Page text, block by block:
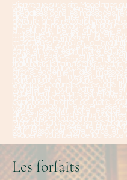
Bienvenue sur le site Modelages
votre centre de bien-être à
spécialisés dans les massages
aider à lâcher prise et vous
détente et de relaxation. Nous
gamme de massages, allant du
à celui aux pierres chaudes
massage ayurvédique et la
massages permettent de
musculaires, stimuler la
lymphatique, évacuer les toxines
corps et votre esprit. Notre
praticiennes expérimentés et
techniques de massage telles
thaïlandais, le balinais et le suédois,
vos besoins pour vous apaiser et
offrons également des
adaptés aux femmes enceintes
leurs maux et tensions. Nous
végétales naturelles telles que
hydrater et nourrir votre peau et
également des soins esthétiques
la manucure et les soins du
également profiter de notre
hammam pour une parenthèse
Venez découvrir notre espace
différentes cartes de soins,
à vos envies. Nous sommes
Metz, dans un espace calme et
relaxation et à la sérénité. Profitez
pour ressourcer votre corps et
évader et vous libérer de toutes vos
Les forfaits